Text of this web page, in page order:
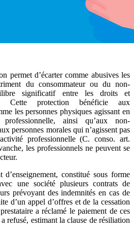
permet d’écarter comme abusives les
du consommateur ou du non-
significatif entre les droits et
Cette protection bénéficie aux
les personnes physiques agissant en
ainsi qu’aux non-
personnes morales qui n’agissent pas
professionnelle (C. conso. art.
les professionnels ne peuvent se
constitué sous forme
une société plusieurs contrats de
prévoyant des indemnités en cas de
d’un appel d’offres et de la cessation
a réclamé le paiement de ces
refusé, estimant la clause de résiliation